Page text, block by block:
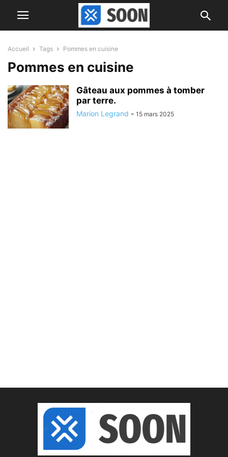
Accueil Tags Pommes en cuisine
Pommes en cuisine
Gâteau aux pommes à tomber
par terre.
Marion Legrand - 15 mars 2025